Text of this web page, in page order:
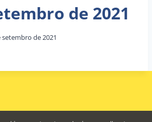
de 2021
setembro de 2021